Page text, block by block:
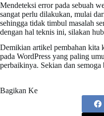
Mendeteksi error pada sebuah
sangat perlu dilakukan, mulai
sehingga tidak timbul masalah
dengan hal teknis ini, silakan
Demikian artikel pembahan kita
pada WordPress yang paling
perbaikinya. Sekian dan semoga
Bagikan Ke